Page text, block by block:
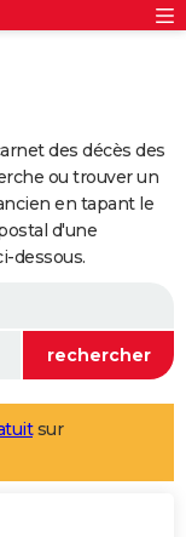
des décès des
ou trouver un
en tapant le
d'une
dessous.
sur